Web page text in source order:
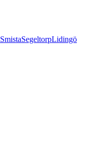
SmistaSegeltorpLidingö